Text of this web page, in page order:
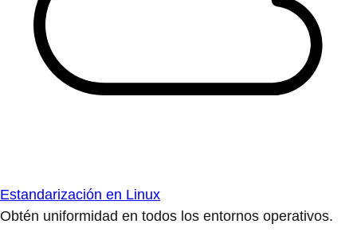
Estandarización en Linux
Obtén uniformidad en todos los entornos operativos.